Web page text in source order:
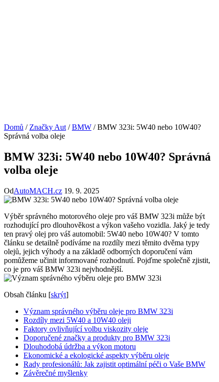
Domů / Značky Aut / BMW / BMW 323i: 5W40 nebo 10W40?
Správná volba oleje
BMW 323i: 5W40 nebo 10W40? Správná
volba oleje
OdAutoMACH.cz 19. 9. 2025
Výběr správného motorového‌ oleje pro váš BMW 323i může být
rozhodující pro dlouhověkost a výkon⁤ vašeho⁣ vozidla.​ Jaký je tedy⁤
ten pravý olej pro ⁣váš automobil: 5W40 nebo 10W40? V⁤ tomto
článku ⁣se ‌detailně ⁤podíváme​ na rozdíly mezi ‌těmito dvěma ‌typy
olejů,⁤ jejich výhody a‍ na základě ⁣odborných doporučení vám
‍pomůžeme učinit ⁣informované rozhodnutí. Pojďme společně zjistit,
co je pro váš BMW 323i​ nejvhodnější.
Obsah článku [skrýt]
Význam⁢ správného výběru oleje pro BMW 323i
Rozdíly mezi​ 5W40 a 10W40 oleji
Faktory ovlivňující volbu⁣ viskozity ⁣oleje
Doporučené značky‍ a produkty pro BMW⁣ 323i
Dlouhodobá údržba a výkon motoru
Ekonomické a⁢ ekologické aspekty‍ výběru oleje
Rady profesionálů: ‍Jak ‌zajistit optimální péči o Vaše BMW
Závěrečné ⁤myšlenky